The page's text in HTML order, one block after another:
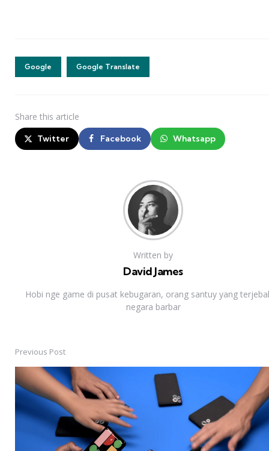
Google Google Translate
Share this article
Twitter Facebook Whatsapp
Written by
David James
Hobi nge game di pusat kebugaran, orang santuy yang
negara barbar
Post
navigation
Previous Post